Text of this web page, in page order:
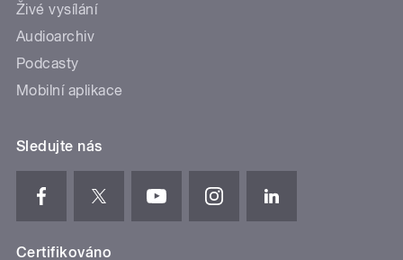
Živé vysílání
Audioarchiv
Podcasty
Mobilní aplikace
Sledujte nás
Certifikováno